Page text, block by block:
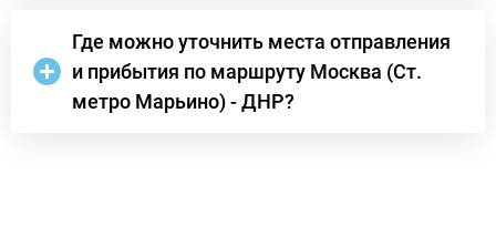
Где можно уточнить места отправления
и прибытия по маршруту Москва (Ст.
метро Марьино) - ДНР?